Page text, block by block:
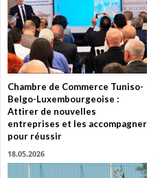
Chambre de Commerce Tuniso-
Belgo-Luxembourgeoise :
Attirer de nouvelles
entreprises et les accompagner
pour réussir
18.05.2026